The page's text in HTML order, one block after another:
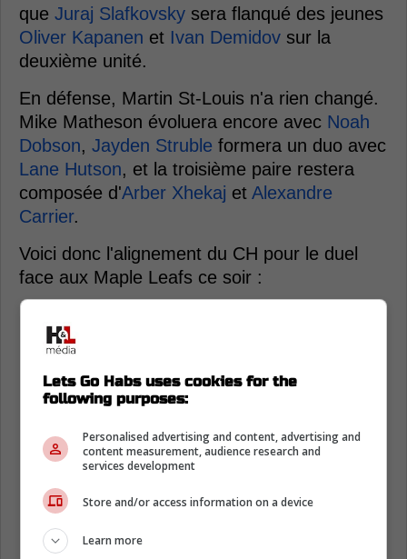
que Juraj Slafkovsky sera flanqué des jeunes
Oliver Kapanen et Ivan Demidov sur la
deuxième unité.
En défense, Martin St-Louis n'a rien changé.
Mike Matheson évoluera encore avec Noah
Dobson, Jayden Struble formera un duo avec
Lane Hutson, et la troisième paire restera
composée d'Arber Xhekaj et Alexandre
Carrier.
Voici donc l'alignement du CH pour le duel
face aux Maple Leafs ce soir :
Lets Go Habs uses cookies for the
following purposes:
Personalised advertising and content, advertising and
content measurement, audience research and
services development
Store and/or access information on a device
Learn more